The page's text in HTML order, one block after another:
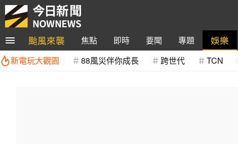
颱風來襲 焦點 即時 要聞 專題 娛樂
新電玩大觀園
88風災伴你成長 跨世代 TCN